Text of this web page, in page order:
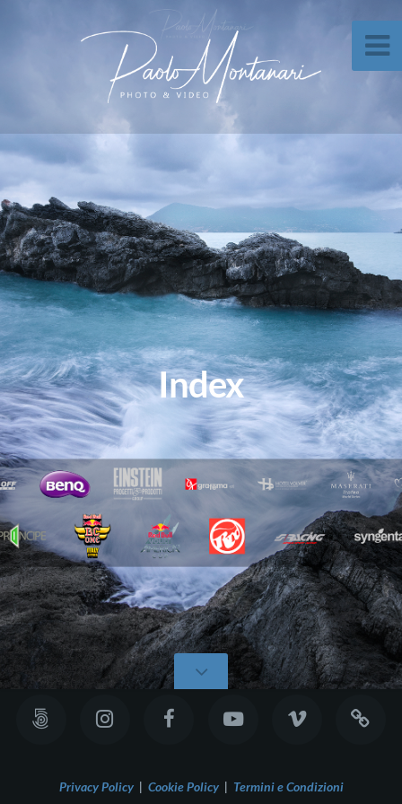
Index
Privacy Policy| Cookie Policy| Termini e Condizioni